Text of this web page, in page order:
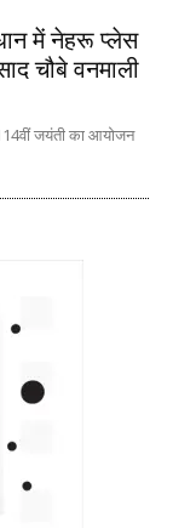
में नेहरू प्लेस
चौबे वनमाली
जयंती का आयोजन